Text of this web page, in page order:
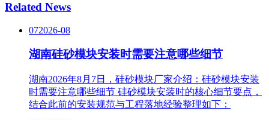
Related News
072026-08
湖南硅砂模块安装时需要注意哪些细节
湖南2026年8月7日，硅砂模块厂家介绍：硅砂模块安装
时需要注意哪些细节 硅砂模块安装时的核心细节要点，
结合此前的安装规范与工程落地经验整理如下：